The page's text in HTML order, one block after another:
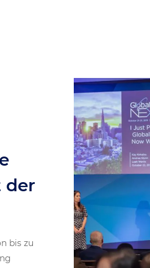
der
bis zu